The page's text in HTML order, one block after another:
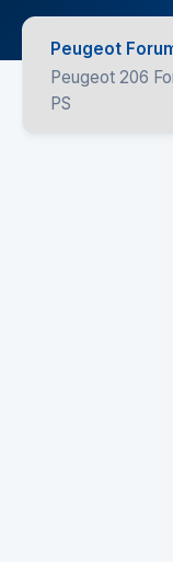
Peugeot
Peugeot 206
PS